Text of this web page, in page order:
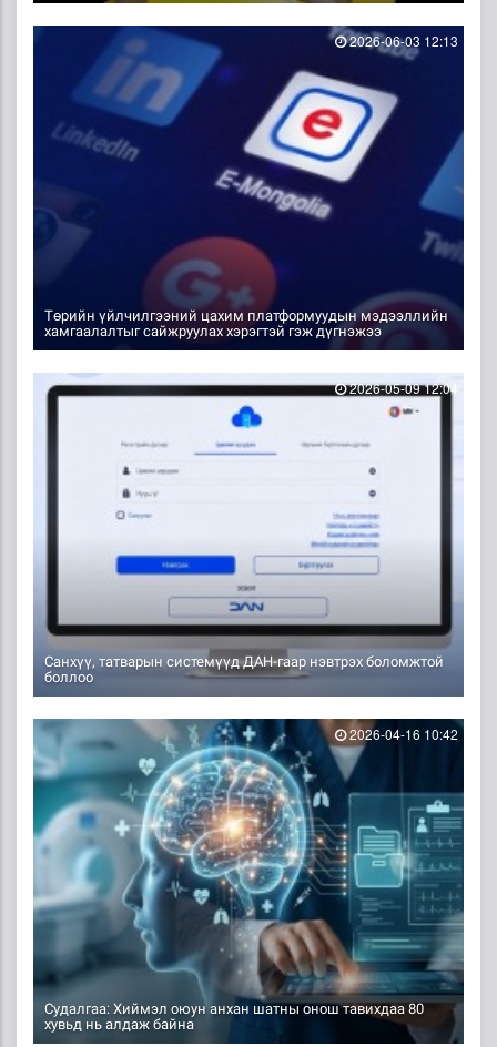
Төрийн үйлчилгээний цахим платформуудын мэдээллийн
хамгаалалтыг сайжруулах хэрэгтэй гэж дүгнэжээ
2026-06-03 12:13
Санхүү, татварын системүүд ДАН-гаар нэвтрэх боломжтой
боллоо
2026-05-09 12:04
Судалгаа: Хиймэл оюун анхан шатны онош тавихдаа 80
хувьд нь алдаж байна
2026-04-16 10:42